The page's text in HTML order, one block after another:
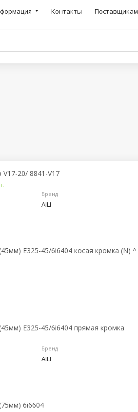
Контакты Поставщикам
V17-20/ 8841-V17
Бренд
AILI
E325-45/6i6404 косая кромка (N) ^
E325-45/6i6404 прямая кромка
Бренд
AILI
6i6604